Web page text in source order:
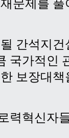
문제를
간석지
국가적인
보장대
력혁신자